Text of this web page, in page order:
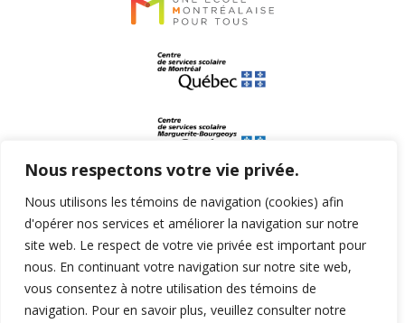
Nous respectons votre vie privée.
Nous utilisons les témoins de navigation (cookies) afin
d'opérer nos services et améliorer la navigation sur notre
site web. Le respect de votre vie privée est important pour
nous. En continuant votre navigation sur notre site web,
vous consentez à notre utilisation des témoins de
navigation. Pour en savoir plus, veuillez consulter notre